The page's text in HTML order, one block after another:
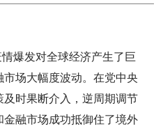
爆发对全球经济产生了巨
场大幅度波动。在党中央
时果断介入，逆周期调节
融市场成功抵御住了境外